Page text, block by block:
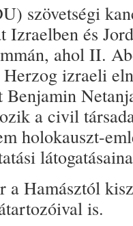
szövetségi
Izraelben és
ahol II.
Herzog izraeli
Benjamin
a civil
holokauszt-
Hamásztól
is.